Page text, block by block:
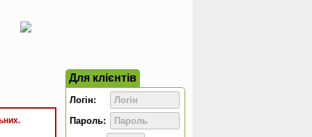
Для клієнтів
Логін:
Пароль: